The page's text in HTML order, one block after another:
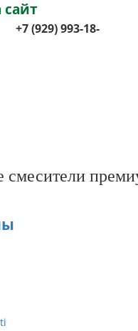
+7 (929) 993-18-
смесители